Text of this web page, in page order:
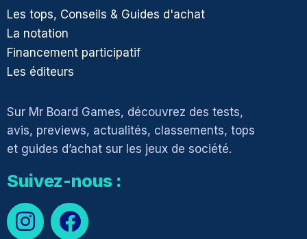
Les tops, Conseils & Guides d'achat
La notation
Financement participatif
Les éditeurs
Sur Mr Board Games, découvrez des tests,
avis, previews, actualités, classements, tops
et guides d’achat sur les jeux de société.
Suivez-nous :